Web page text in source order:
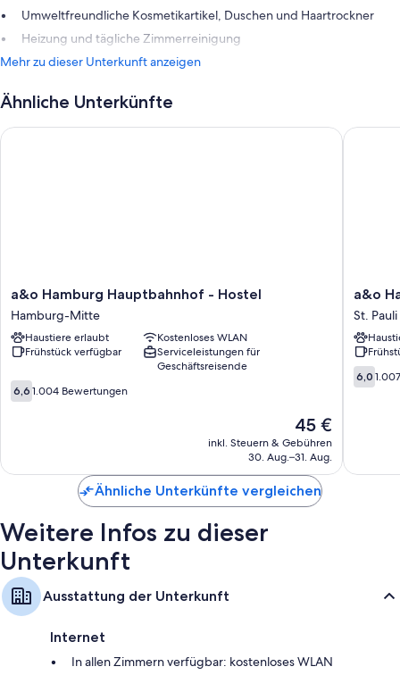
Umweltfreundliche Kosmetikartikel, Duschen und Haartrockner
Heizung und tägliche Zimmerreinigung
Mehr zu dieser Unterkunft anzeigen
Ähnliche Unterkünfte
a&o
Hamburg
Hauptbahnhof
-
Hostel
Mitte
a&o Hamburg Hauptbahnhof - Hostel
Hamburg-Mitte
Haustiere erlaubt
Kostenloses WLAN
Frühstück verfügbar
Serviceleistungen für
Geschäftsreisende
6.6
von
6,6 1.004 Bewertungen
Der
Preis
beträgt
45 €
inkl. Steuern & Gebühren
30. Aug.–31. Aug.
a&o Hamburg Hauptbahnhof - Hostel
a&o
-
Hostel
St.
Pauli
a&o
St. Pauli
6.0
von
6,0
a&o
Ähnliche Unterkünfte vergleichen
Weitere Infos zu dieser
Unterkunft
Ausstattung der Unterkunft
Internet
In allen Zimmern verfügbar: kostenloses WLAN